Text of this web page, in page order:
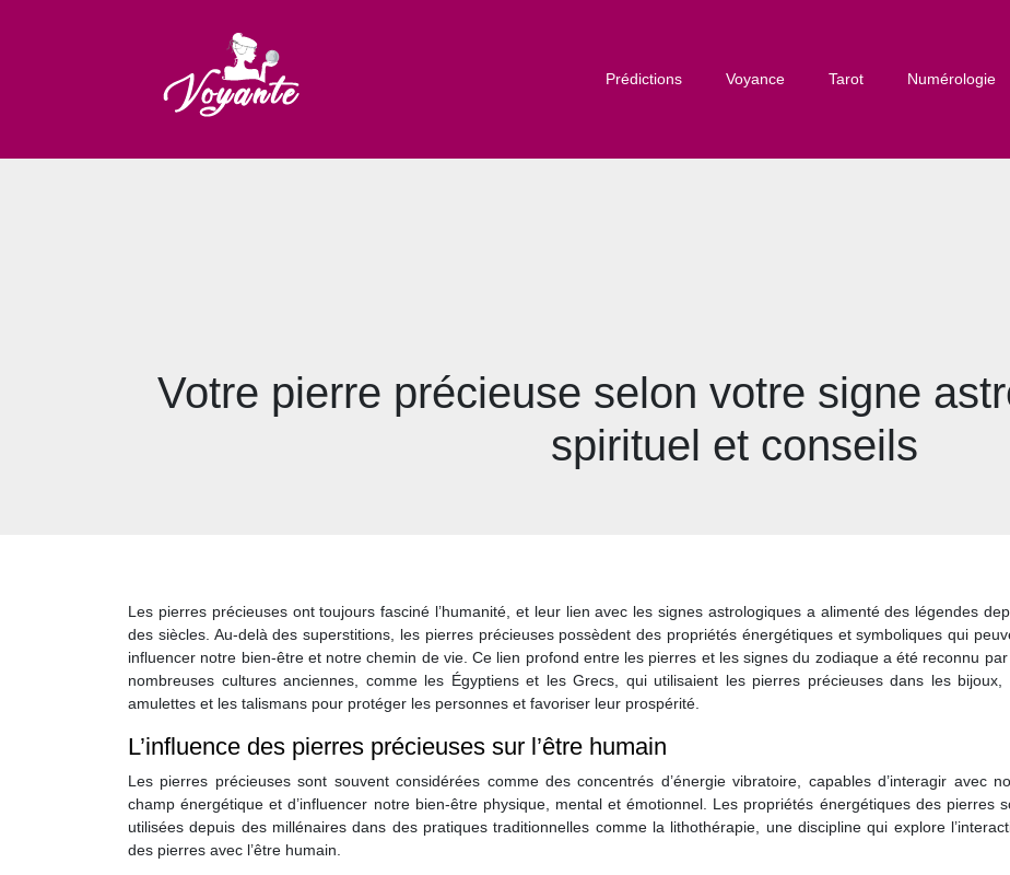
Prédictions Voyance Tarot Numérologie
Votre pierre précieuse selon votre signe
spirituel et conseils
Les pierres précieuses ont toujours fasciné l’humanité, et leur lien avec les signes astrologiques a alimenté des légendes
des siècles. Au-delà des superstitions, les pierres précieuses possèdent des propriétés énergétiques et symboliques qui
influencer notre bien-être et notre chemin de vie. Ce lien profond entre les pierres et les signes du zodiaque a été reconnu
nombreuses cultures anciennes, comme les Égyptiens et les Grecs, qui utilisaient les pierres précieuses dans les bijoux,
amulettes et les talismans pour protéger les personnes et favoriser leur prospérité.
L’influence des pierres précieuses sur l’être humain
Les pierres précieuses sont souvent considérées comme des concentrés d’énergie vibratoire, capables d’interagir avec
champ énergétique et d’influencer notre bien-être physique, mental et émotionnel. Les propriétés énergétiques des pierres
utilisées depuis des millénaires dans des pratiques traditionnelles comme la lithothérapie, une discipline qui explore
des pierres avec l’être humain.